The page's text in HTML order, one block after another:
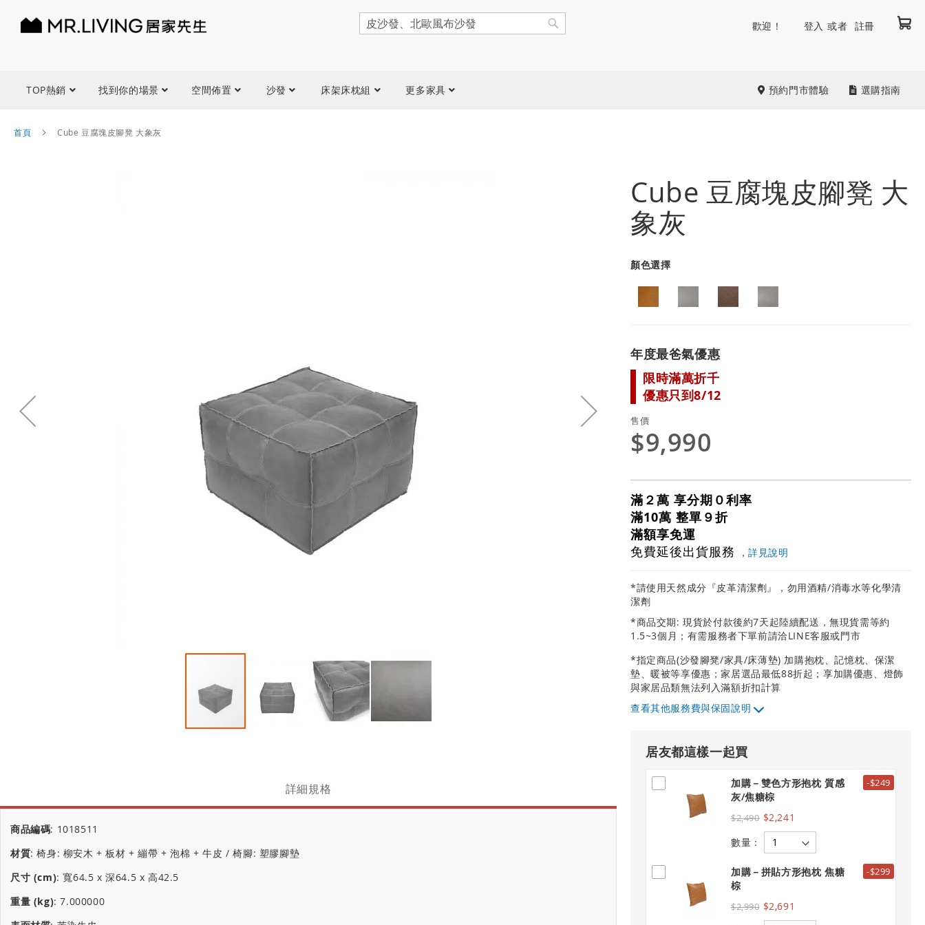
我
搜
尋
歡迎！ 登入 註冊
TOP熱銷 找到你的場景 空間佈置 沙發 床架床枕組 更多家具 預約門市體驗 選購指南
首頁 Cube 豆腐塊皮腳凳 大象灰
像
庫
Cube 豆腐塊皮腳凳 大
象灰
顏色選擇
年度最爸氣優惠
限時滿萬折千
優惠只到8/12
售價
$9,990
滿２萬 享分期０利率
滿10萬 整單９折
滿額享免運
免費延後出貨服務 ，詳見說明
*請使用天然成分『皮革清潔劑』，勿用酒精/消毒水等化學清
潔劑
*商品交期: 現貨於付款後約7天起陸續配送，無現貨需等約
1.5~3個月；有需服務者下單前請洽LINE客服或門市
*指定商品(沙發腳凳/家具/床薄墊) 加購抱枕、記憶枕、保潔
墊、暖被等享優惠；家居選品最低88折起；享加購優惠、燈飾
與家居品類無法列入滿額折扣計算
其他服務費與保固說明
居友都這樣一起買
加購－雙色方形抱枕 質感
灰/焦糖棕
$2,490 $2,241
數量：
-$249
加購－拼貼方形抱枕 焦糖
棕
$2,990 $2,691
-$299
詳細規格
商品編碼: 1018511
材質:椅身: 柳安木 + 板材 + 繃帶 + 泡棉 + 牛皮 / 椅腳: 塑膠腳墊
尺寸 (cm):寬64.5 x 深64.5 x 高42.5
重量 (kg):7.000000